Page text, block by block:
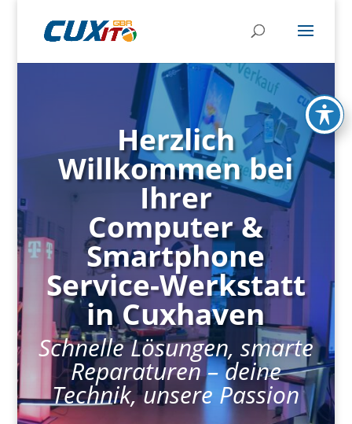
Herzlich
Willkommen bei
Ihrer
Computer &
Smartphone
Service-Werkstatt
in Cuxhaven
Schnelle Lösungen, smarte
Reparaturen – deine
Technik, unsere Passion